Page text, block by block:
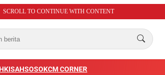
SCROLL TO CONTINUE WITH CONTENT
KISAHSOSOKCM CORNER